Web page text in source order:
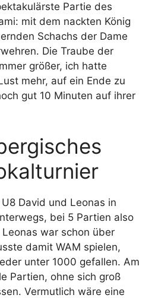
Partie des
mit dem nackten König
Schachs der Dame
Die Traube der
größer, ich hatte
mehr, auf ein Ende zu
gut 10 Minuten auf ihrer
David und Leonas in
bei 5 Partien also
war schon über
damit WAM spielen,
unter 1000 gefallen. Am
Partien, ohne sich groß
Vermutlich wäre eine